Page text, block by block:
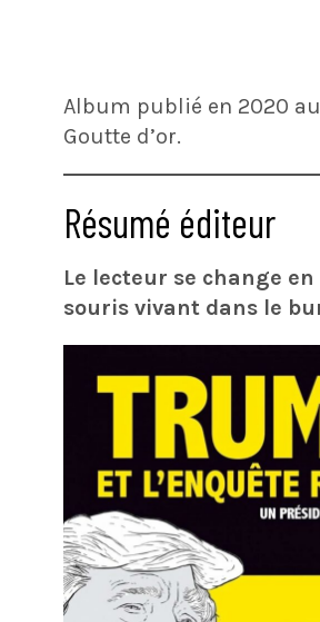
Album publié en 2020
Goutte d’or.
Résumé éditeur
Le lecteur se change
souris vivant dans le